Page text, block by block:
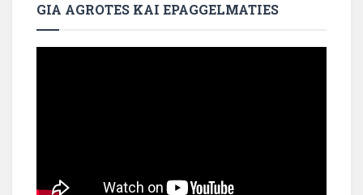
GIA AGROTES KAI EPAGGELMATIES